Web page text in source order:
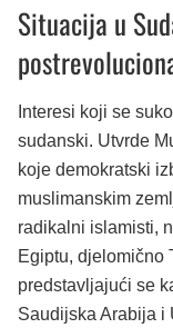
Situacija u
Interesi koji se
sudanski. Utvrde
koje demokratski
muslimanskim
radikalni islamisti,
Egiptu, djelomično
predstavljajući se
Saudijska Arabija i